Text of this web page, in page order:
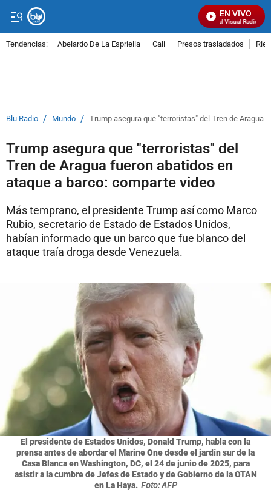
EN VIVO
Señal Visual Radio
Tendencias: Abelardo De La Espriella Cali Presos trasladados
Blu Radio / Mundo / Trump asegura que "terroristas" del Tren de Aragua
Trump asegura que "terroristas" del
Tren de Aragua fueron abatidos en
ataque a barco: comparte video
Más temprano, el presidente Trump así como Marco
Rubio, secretario de Estado de Estados Unidos,
habían informado que un barco que fue blanco del
ataque traía droga desde Venezuela.
El presidente de Estados Unidos, Donald Trump, habla con la
prensa antes de abordar el Marine One desde el jardín sur de la
Casa Blanca en Washington, DC, el 24 de junio de 2025, para
asistir a la cumbre de Jefes de Estado y de Gobierno de la OTAN
en La Haya. Foto: AFP